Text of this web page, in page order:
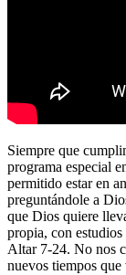
Siempre que
programa especial
permitido estar en
preguntándole a
que Dios quiere
propia, con
Altar 7-24. No nos
nuevos tiempos que